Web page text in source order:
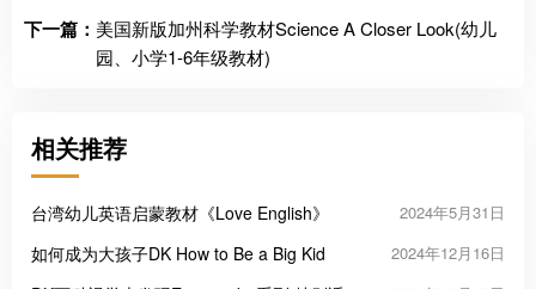
下一篇： 美国新版加州科学教材Science A Closer Look(幼儿
园、小学1-6年级教材)
相关推荐
台湾幼儿英语启蒙教材《Love English》 2024年5月31日
如何成为大孩子DK How to Be a Big Kid 2024年12月16日